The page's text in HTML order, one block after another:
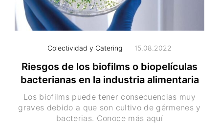
Colectividad y Catering 15.08.2022
Riesgos de los biofilms o biopelículas
bacterianas en la industria alimentaria
Los biofilms puede tener consecuencias muy
graves debido a que son cultivo de gérmenes y
bacterias. Conoce más aquí